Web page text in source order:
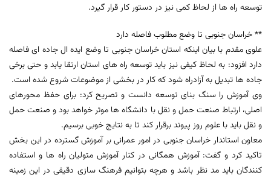
توسعه راه ها از لحاظ کمی نیز در دستور کار قرار گیرد.
** خراسان جنوبی تا وضع مطلوب فاصله دارد
علوی مقدم با بیان اینکه استان خراسان جنوبی تا وضع ایده ال جاده ای فاصله
دارد افزود: به لحاظ کیفی نیز باید توسعه راه های استان ارتقا یابد و حتی برخی
جاده ها تبدیل به آزادراه شود که کار در بخشی از موضوعات شروع شده است.
وی آموزش را سنگ بنای توسعه دانست و تصریح کرد: برای حفظ محورهای
اصلی، ارتباط صنعت حمل و نقل با دانشگاه ها موثر خواهد بود و صنعت حمل
و نقل باید با علوم روز پیوند برقرار کند تا به نتایج خوبی برسیم.
معاون استاندار خراسان جنوبی در امور عمرانی بر آموزش گسترده در این بخش
تاکید کرد و گفت: آموزش همگانی در کنار آموزش متولیان راه ها و استفاده
کنندگان باید مد نظر باشد و هرچه بتوانیم فرهنگ سازی دقیقی در این زمینه